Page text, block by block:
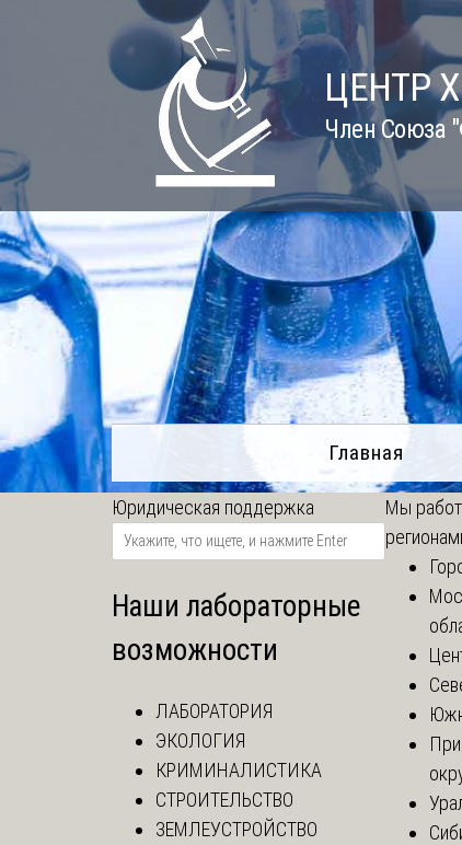
ЦЕНТР
Член Союза
Главная
Юридическая поддержка
Наши лабораторные
возможности
ЛАБОРАТОРИЯ
ЭКОЛОГИЯ
КРИМИНАЛИСТИКА
СТРОИТЕЛЬСТВО
ЗЕМЛЕУСТРОЙСТВО
Мы